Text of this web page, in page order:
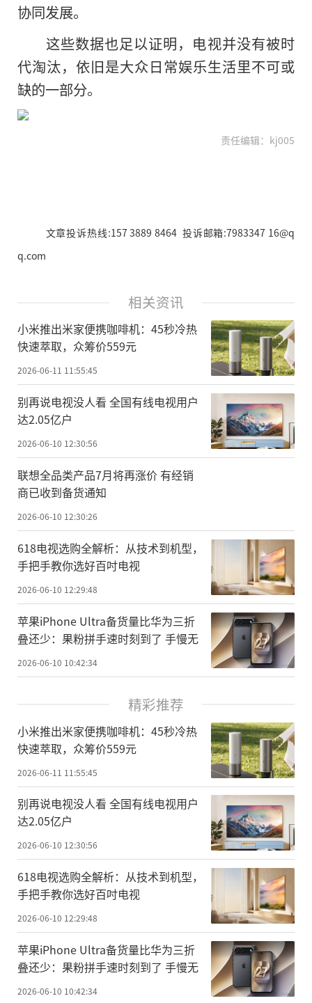
协同发展。
这些数据也足以证明，电视并没有被时
代淘汰，依旧是大众日常娱乐生活里不可或
缺的一部分。
责任编辑：kj005
文章投诉热线:157 3889 8464 投诉邮箱:7983347 16@q
q.com
相关资讯
小米推出米家便携咖啡机：45秒冷热
快速萃取，众筹价559元
2026-06-11 11:55:45
别再说电视没人看 全国有线电视用户
达2.05亿户
2026-06-10 12:30:56
联想全品类产品7月将再涨价 有经销
商已收到备货通知
2026-06-10 12:30:26
618电视选购全解析：从技术到机型，
手把手教你选好百吋电视
2026-06-10 12:29:48
苹果iPhone Ultra备货量比华为三折
叠还少：果粉拼手速时刻到了 手慢无
2026-06-10 10:42:34
精彩推荐
小米推出米家便携咖啡机：45秒冷热
快速萃取，众筹价559元
2026-06-11 11:55:45
别再说电视没人看 全国有线电视用户
达2.05亿户
2026-06-10 12:30:56
618电视选购全解析：从技术到机型，
手把手教你选好百吋电视
2026-06-10 12:29:48
苹果iPhone Ultra备货量比华为三折
叠还少：果粉拼手速时刻到了 手慢无
2026-06-10 10:42:34